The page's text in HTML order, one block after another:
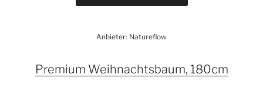
Anbieter: Natureflow
Premium Weihnachtsbaum, 180cm